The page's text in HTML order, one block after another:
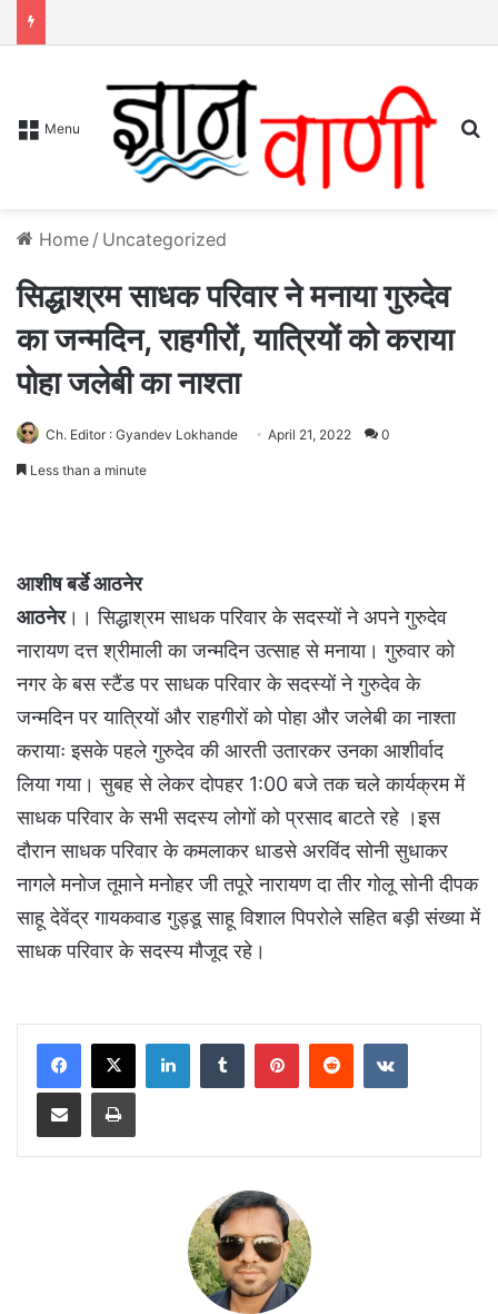
Menu
Home / Uncategorized
सिद्धाश्रम साधक परिवार ने मनाया गुरुदेव
का जन्मदिन, राहगीरों, यात्रियों को कराया
पोहा जलेबी का नाश्ता
Ch. Editor : Gyandev Lokhande April 21, 2022 0
Less than a minute
आशीष बर्डे आठनेर
आठनेर।। सिद्धाश्रम साधक परिवार के सदस्यों ने अपने गुरुदेव
नारायण दत्त श्रीमाली का जन्मदिन उत्साह से मनाया। गुरुवार को
नगर के बस स्टैंड पर साधक परिवार के सदस्यों ने गुरुदेव के
जन्मदिन पर यात्रियों और राहगीरों को पोहा और जलेबी का नाश्ता
करायाः इसके पहले गुरुदेव की आरती उतारकर उनका आशीर्वाद
लिया गया। सुबह से लेकर दोपहर 1:00 बजे तक चले कार्यक्रम में
साधक परिवार के सभी सदस्य लोगों को प्रसाद बाटते रहे ।इस
दौरान साधक परिवार के कमलाकर धाडसे अरविंद सोनी सुधाकर
नागले मनोज तूमाने मनोहर जी तपूरे नारायण दा तीर गोलू सोनी दीपक
साहू देवेंद्र गायकवाड गुड्डू साहू विशाल पिपरोले सहित बड़ी संख्या में
साधक परिवार के सदस्य मौजूद रहे।